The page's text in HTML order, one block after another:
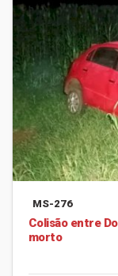
MS-276
Colisão entre
morto